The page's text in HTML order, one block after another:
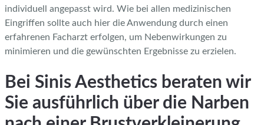
individuell angepasst wird. Wie bei allen medizinischen
Eingriffen sollte auch hier die Anwendung durch einen
erfahrenen Facharzt erfolgen, um Nebenwirkungen zu
minimieren und die gewünschten Ergebnisse zu erzielen.
Bei Sinis Aesthetics beraten wir
Sie ausführlich über die Narben